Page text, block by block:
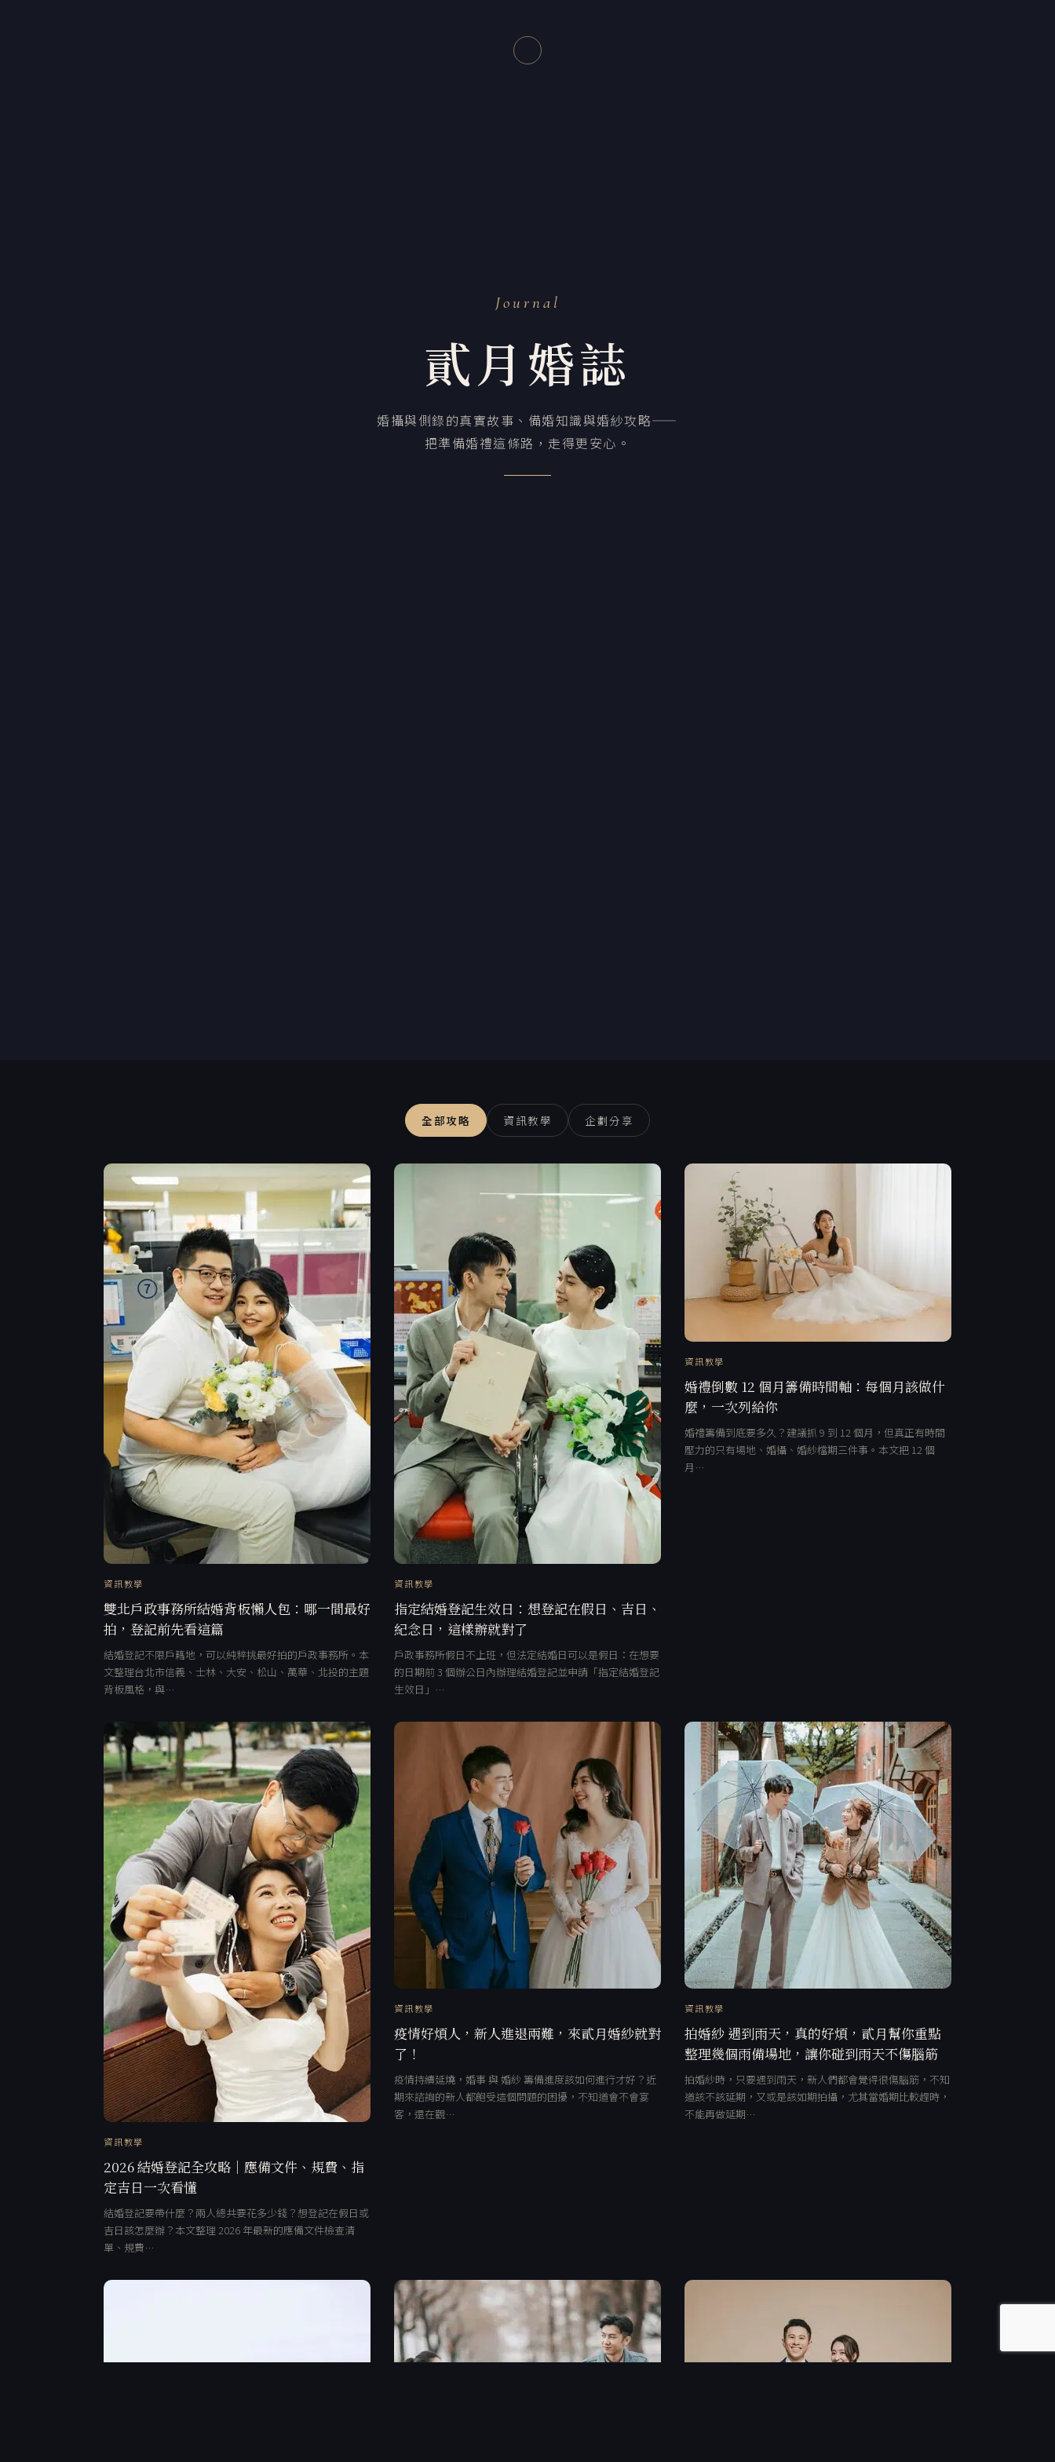
Journal
貳月婚誌
婚攝與側錄的真實故事、備婚知識與婚紗攻略——
把準備婚禮這條路，走得更安心。
全部攻略 資訊教學 企劃分享
資訊教學
雙北戶政事務所結婚背板懶人包：哪一間最好
拍，登記前先看這篇
結婚登記不限戶籍地，可以純粹挑最好拍的戶政事務所。本
文整理台北市信義、士林、大安、松山、萬華、北投的主題
背板風格，與…
資訊教學
指定結婚登記生效日：想登記在假日、吉日、
紀念日，這樣辦就對了
戶政事務所假日不上班，但法定結婚日可以是假日：在想要
的日期前 3 個辦公日內辦理結婚登記並申請「指定結婚登記
生效日」…
資訊教學
婚禮倒數 12 個月籌備時間軸：每個月該做什
麼，一次列給你
婚禮籌備到底要多久？建議抓 9 到 12 個月，但真正有時間
壓力的只有場地、婚攝、婚紗檔期三件事。本文把 12 個
月…
資訊教學
2026 結婚登記全攻略｜應備文件、規費、指
定吉日一次看懂
結婚登記要帶什麼？兩人總共要花多少錢？想登記在假日或
吉日該怎麼辦？本文整理 2026 年最新的應備文件檢查清
單、規費…
資訊教學
疫情好煩人，新人進退兩難，來貳月婚紗就對
了！
疫情持續延燒，婚事 與 婚紗 籌備進度該如何進行才好？近
期來諮詢的新人都飽受這個問題的困擾，不知道會不會宴
客，還在觀…
資訊教學
拍婚紗 遇到雨天，真的好煩，貳月幫你重點
整理幾個雨備場地，讓你碰到雨天不傷腦筋
拍婚紗時，只要遇到雨天，新人們都會覺得很傷腦筋，不知
道該不該延期，又或是該如期拍攝，尤其當婚期比較趕時，
不能再做延期…